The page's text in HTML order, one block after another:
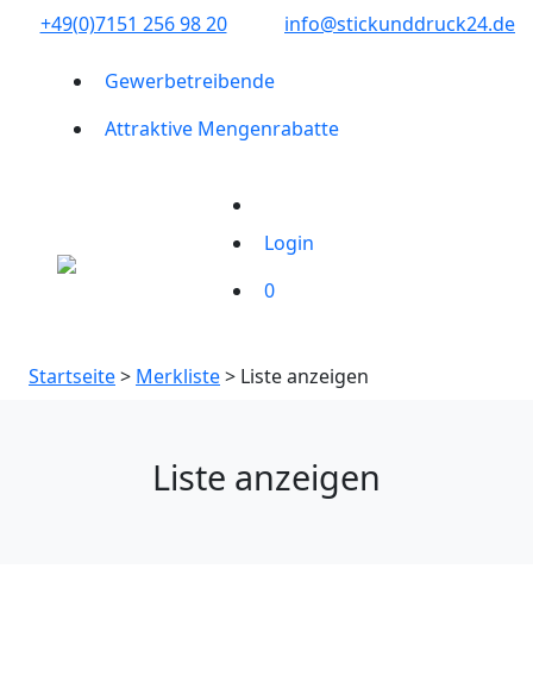
+49(0)7151 256 98 20‬ info@stickunddruck24.de
Gewerbetreibende
Attraktive Mengenrabatte
Login
0
Startseite> Merkliste> Liste anzeigen
Liste anzeigen